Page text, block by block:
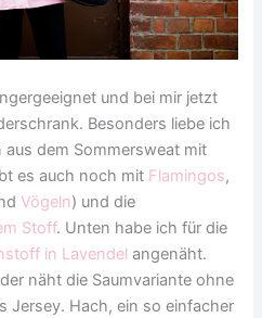
und bei mir jetzt
Besonders liebe ich
dem Sommersweat mit
es auch noch mit Flamingos,
Vögeln) und die
Stoff. Unten habe ich für die
in Lavendel angenäht.
näht die Saumvariante ohne
Jersey. Hach, ein so einfacher